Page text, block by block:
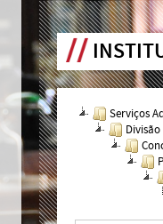
Serviços